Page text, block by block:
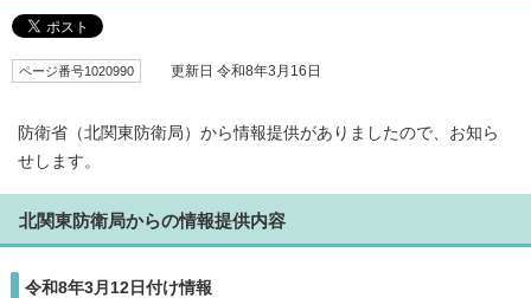
ページ番号1020990 更新日 令和8年3月16日
防衛省（北関東防衛局）から情報提供がありましたので、お知ら
せします。
北関東防衛局からの情報提供内容
令和8年3月12日付け情報